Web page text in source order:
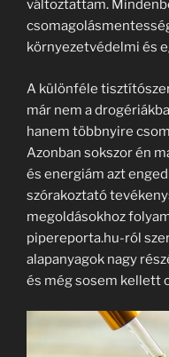
változtattam.
környezetvédelmi és
A különféle
már nem a
hanem többnyire
Azonban sokszor én
és energiám azt
szórakoztató
megoldásokhoz
pipereporta.hu-ról
alapanyagok nagy
és még sosem kellett